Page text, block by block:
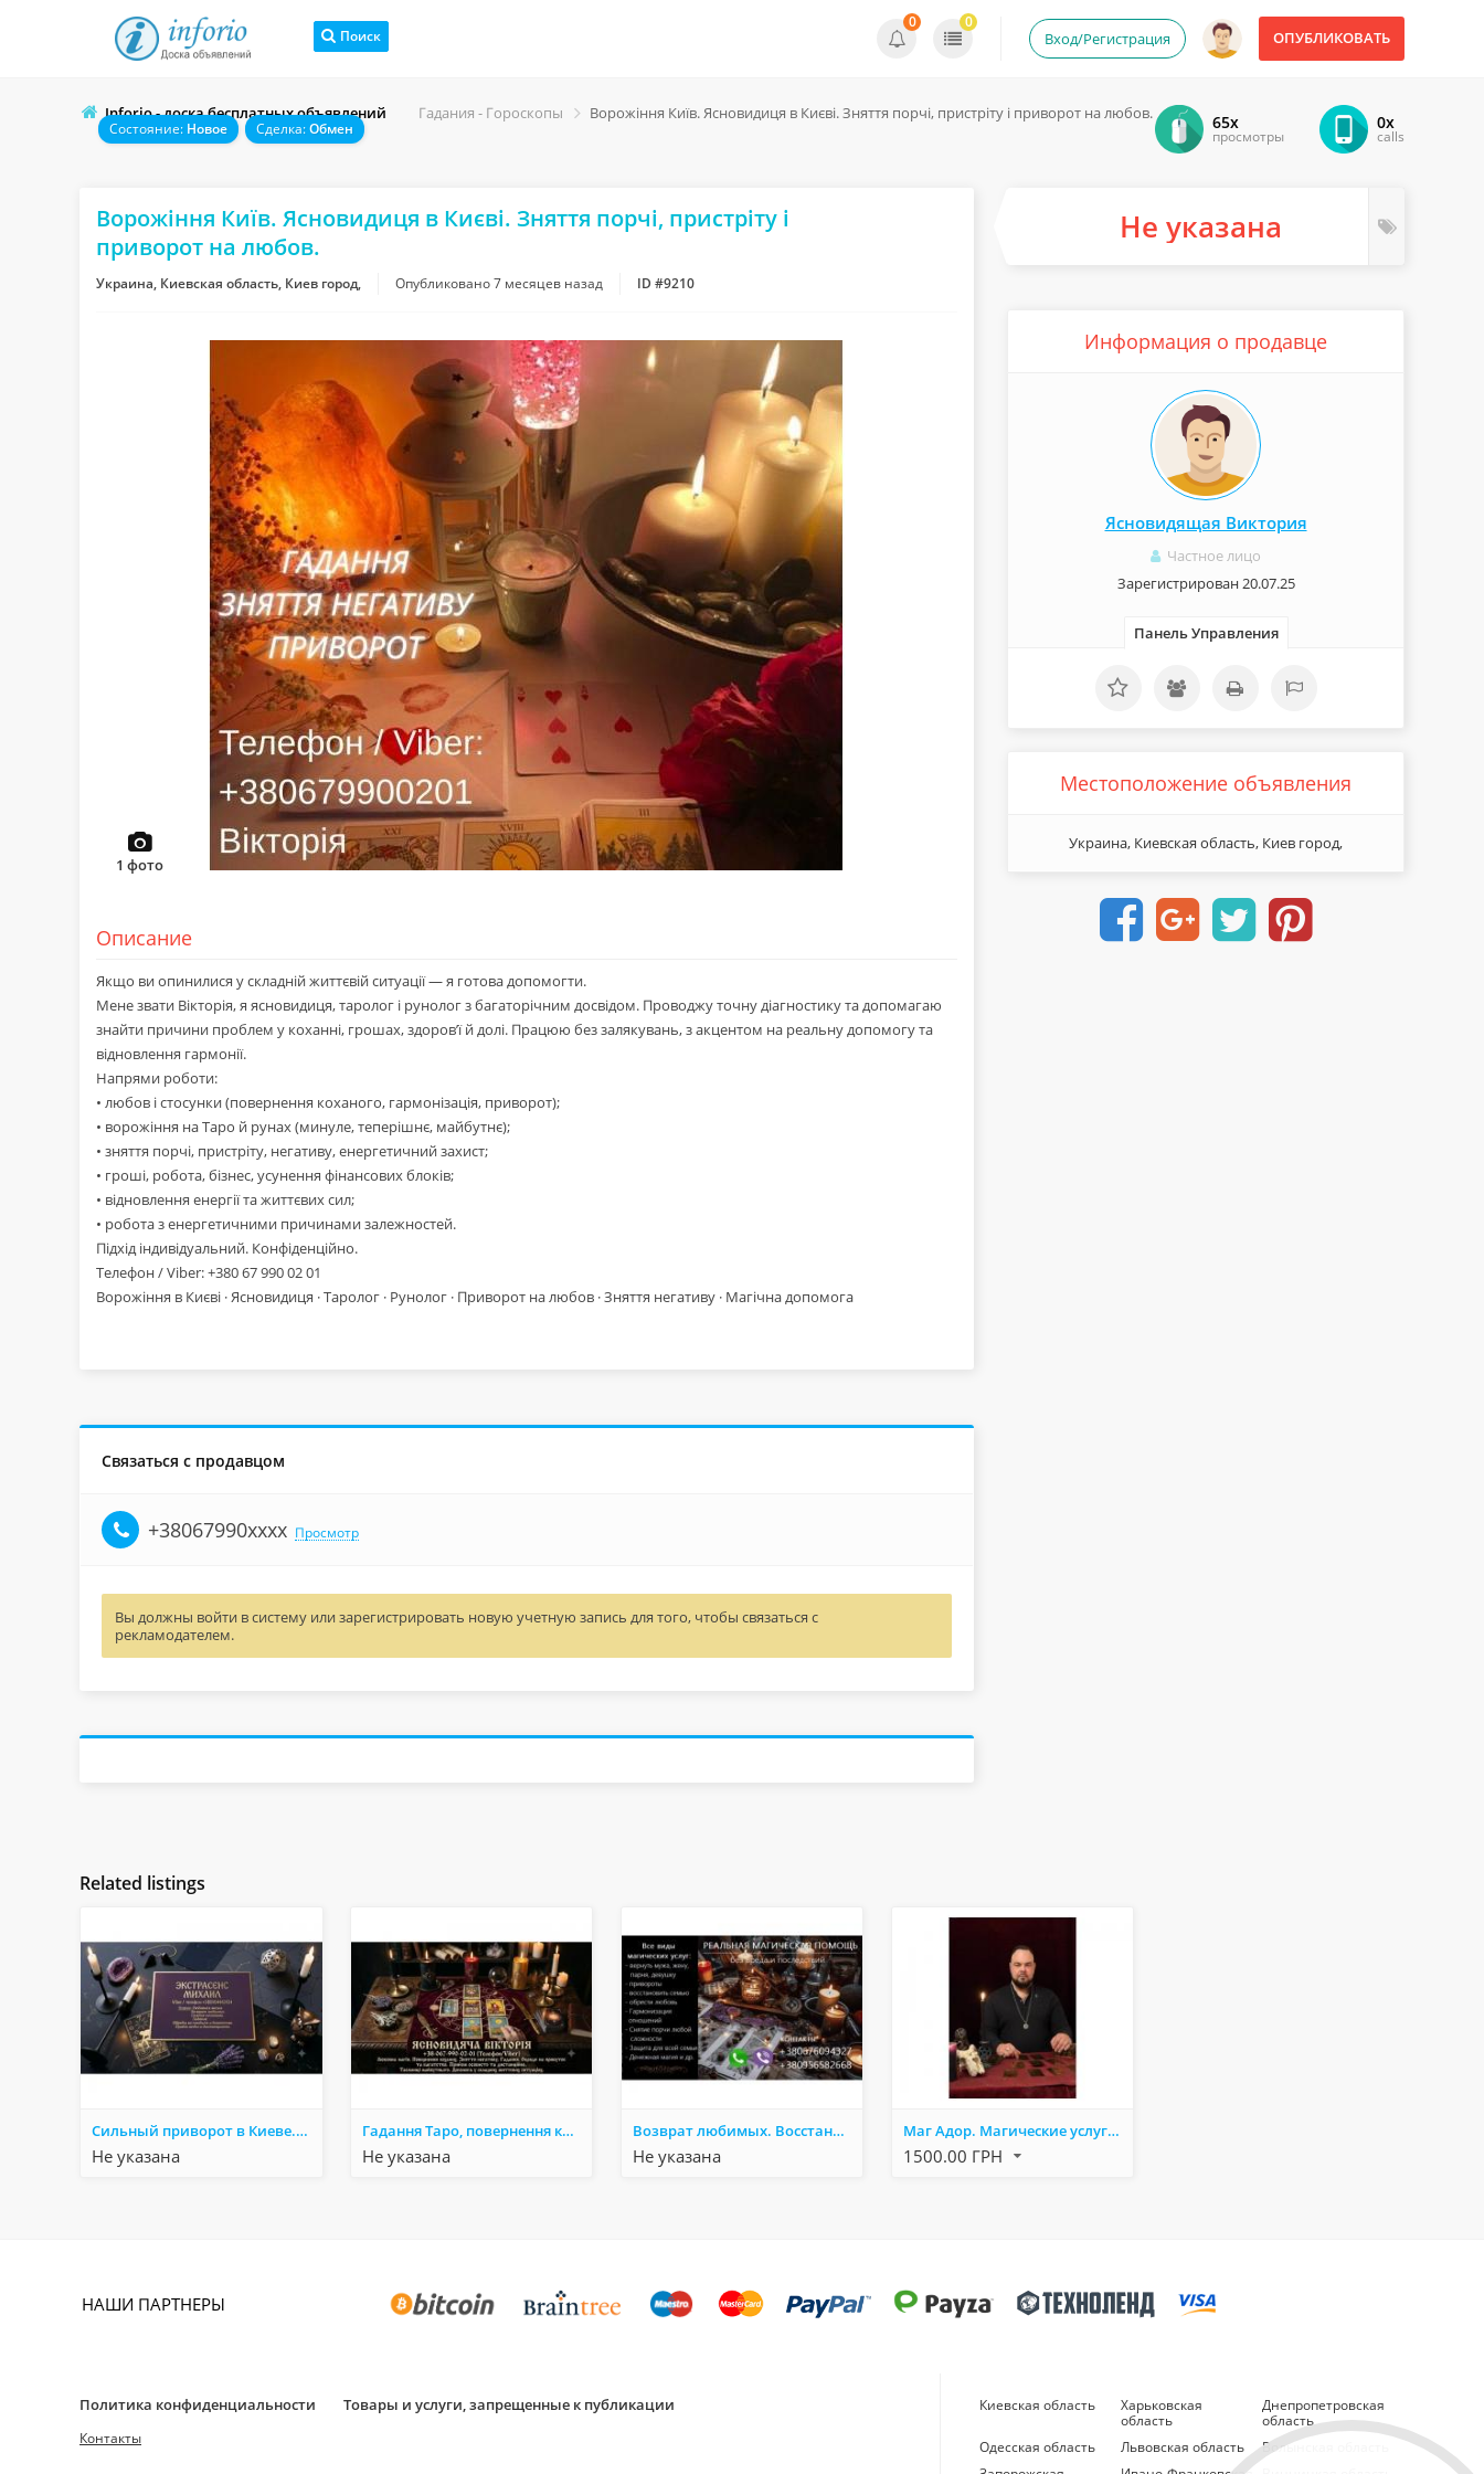
Поиск ОПУБЛИКОВАТЬ
Вход/Регистрация
0 0
Inforio - доска бесплатных объявлений Гадания - Гороскопы Ворожіння Київ. Ясновидиця в Києві. Зняття порчі, пристріту і приворот на любов.
Состояние: Новое Сделка:Обмен 0x
calls
65x
просмотры
Ворожіння Київ. Ясновидиця в Києві. Зняття порчі, пристріту і
приворот на любов.
Украина, Киевская область, Киев город, Опубликовано7 месяцев назад ID #9210
1 фото
Описание
Якщо ви опинилися у складній життєвій ситуації — я готова допомогти.
Мене звати Вікторія, я ясновидиця, таролог і рунолог з багаторічним досвідом. Проводжу точну діагностику та допомагаю
знайти причини проблем у коханні, грошах, здоров’ї й долі. Працюю без залякувань, з акцентом на реальну допомогу та
відновлення гармонії.
Напрями роботи:
• любов і стосунки (повернення коханого, гармонізація, приворот);
• ворожіння на Таро й рунах (минуле, теперішнє, майбутнє);
• зняття порчі, пристріту, негативу, енергетичний захист;
• гроші, робота, бізнес, усунення фінансових блоків;
• відновлення енергії та життєвих сил;
• робота з енергетичними причинами залежностей.
Підхід індивідуальний. Конфіденційно.
Телефон / Viber: +380 67 990 02 01
Ворожіння в Києві · Ясновидиця · Таролог · Рунолог · Приворот на любов · Зняття негативу · Магічна допомога
Связаться с продавцом
+38067990xxxx Просмотр
Вы должны войти в систему или зарегистрировать новую учетную запись для того, чтобы связаться с
рекламодателем.
Не указана
Информация о продавце
Ясновидящая Виктория
Частное лицо
Зарегистрирован 20.07.25
Панель Управления
Местоположение объявления
Украина, Киевская область, Киев город,
Related listings
Сильный приворот в Киеве. Верну любимого человека. Снятие порчи и сглаза.
Не указана
Гадання Таро, повернення коханих, зняття негативу. Сильна магічна допомога у Києві.
Не указана
Возврат любимых. Восстановить отношения. Приворот. Снять негатив.
Не указана
Маг Адор. Магические услуги. Сергей Кобзарь. Киев.
1500.00 ГРН
НАШИ ПАРТНЕРЫ
Политика конфиденциальности Товары и услуги, запрещенные к публикации
Контакты
Киевская область
Харьковская
область
Днепропетровская
область
Одесская область
Львовская область
Волынская область